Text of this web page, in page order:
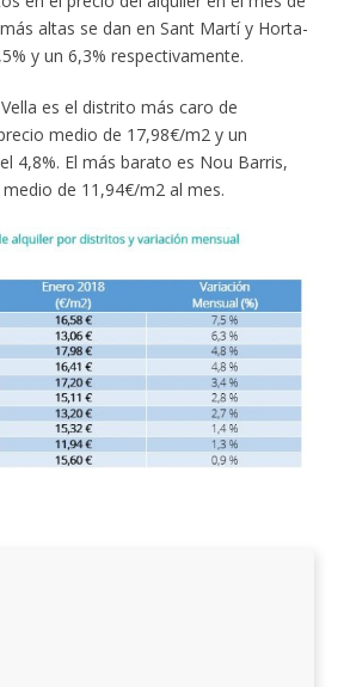
altas se dan en Sant Martí y Horta-
y un 6,3% respectivamente.
es el distrito más caro de
medio de 17,98€/m2 y un
4,8%. El más barato es Nou Barris,
de 11,94€/m2 al mes.